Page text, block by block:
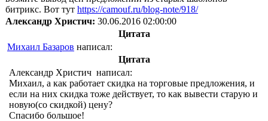
битрикс. Вот тут https://camouf.ru/blog-note/918/
Александр Христич: 30.06.2016 02:00:00
Цитата
Михаил Базаров написал:
Цитата
Александр Христич написал:
Михаил, а как работает скидка на торговые предложения, и
если на них скидка тоже действует, то как вывести старую и
новую(со скидкой) цену?
Спасибо большое!